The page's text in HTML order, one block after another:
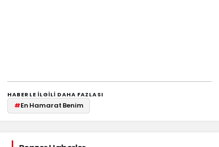
HABERLE ILGILI DAHA FAZLASI
#En Hamarat Benim